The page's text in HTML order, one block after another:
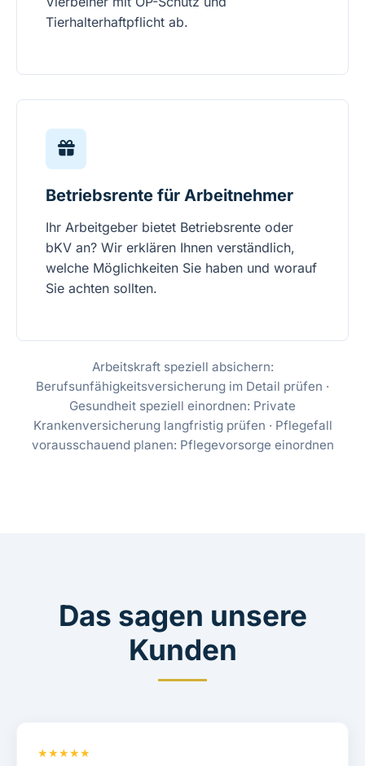
Tierhalterhaftpflicht ab.
Betriebsrente für Arbeitnehmer
Ihr Arbeitgeber bietet Betriebsrente oder
bKV an? Wir erklären Ihnen verständlich,
welche Möglichkeiten Sie haben und worauf
Sie achten sollten.
Arbeitskraft speziell absichern:
Berufsunfähigkeitsversicherung im Detail prüfen ·
Gesundheit speziell einordnen: Private
Krankenversicherung langfristig prüfen · Pflegefall
vorausschauend planen: Pflegevorsorge einordnen
Das sagen unsere
Kunden
★★★★★